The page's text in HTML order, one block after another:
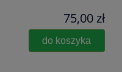
75,00 zł
do koszyka